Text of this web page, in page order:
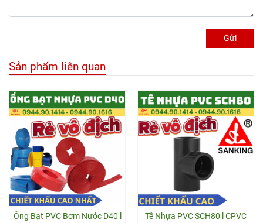
Gửi
Sản phẩm liên quan
Ống Bạt PVC Bơm Nước D40 l
Tê Nhựa PVC SCH80 l CPVC